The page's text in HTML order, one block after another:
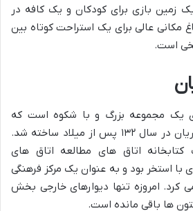
زمین بازی برای کودکان و یک کافه در
مکانی عالی برای یک استراحت کوتاه بین
است.
یک مجموعه بزرگ و با شکوه است که
توسط امپراتور رومی هادریان در سال ۱۳۲ پس از میلاد ساخته شد.
اتاق های مطالعه اتاق های
با استخر بود و به عنوان یک مرکز فرهنگی
کرد. امروزه تنها دیوارهای خارجی بخش
ها باقی مانده است.